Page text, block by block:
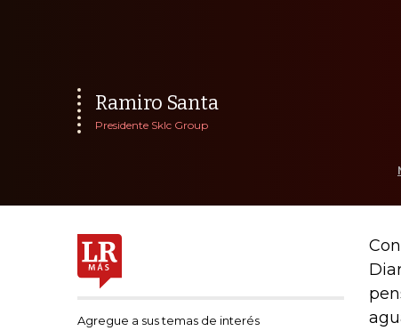
Ramiro Santa
Presidente Sklc Group
Agregue a sus temas de interés